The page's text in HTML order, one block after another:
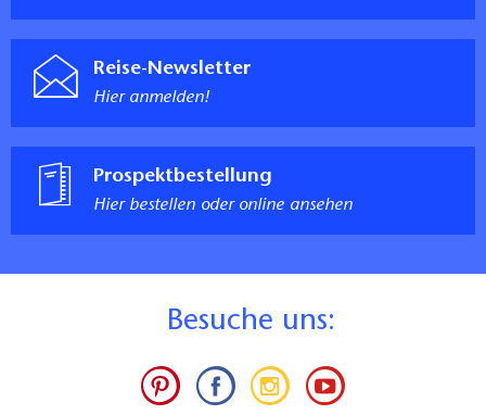
Reise-Newsletter
Hier anmelden!
Prospektbestellung
Hier bestellen oder online ansehen
Besuche uns: